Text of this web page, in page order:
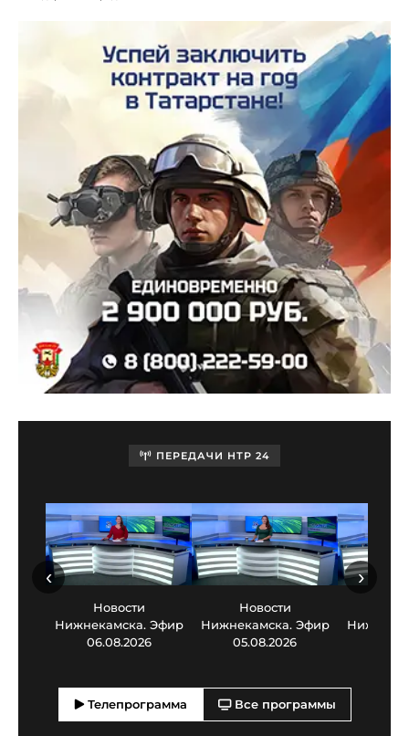
ПЕРЕДАЧИ НТР 24
Новости
Нижнекамска. Эфир
06.08.2026
Новости
Нижнекамска. Эфир
05.08.2026
‹ ›
Телепрограмма Все программы